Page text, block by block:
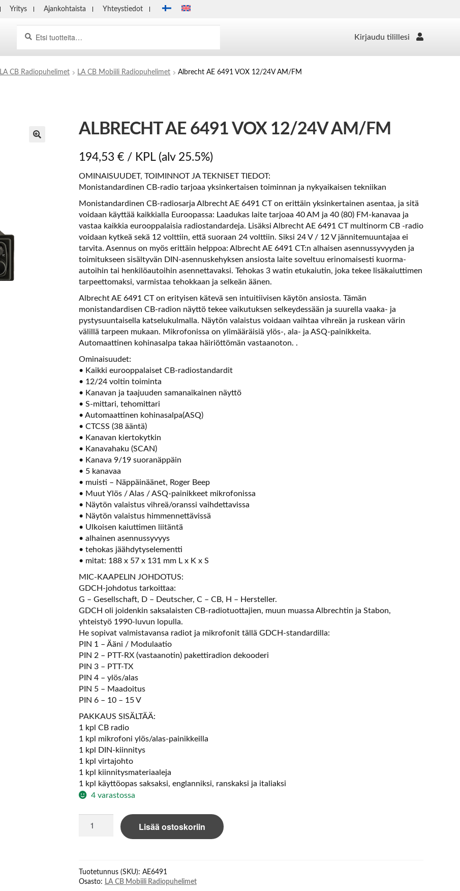
Yritys Ajankohtaista Yhteystiedot
Kirjaudu tilillesi
LA CB Radiopuhelimet LA CB Mobiili Radiopuhelimet Albrecht AE 6491 VOX 12/24V AM/FM
ALBRECHT AE 6491 VOX 12/24V AM/FM
194,53 €/ KPL (alv 25.5%)
OMINAISUUDET, TOIMINNOT JA TEKNISET TIEDOT:
Monistandardinen CB-radio tarjoaa yksinkertaisen toiminnan ja nykyaikaisen tekniikan
Monistandardinen CB-radiosarja Albrecht AE 6491 CT on erittäin yksinkertainen asentaa, ja sitä
voidaan käyttää kaikkialla Euroopassa: Laadukas laite tarjoaa 40 AM ja 40 (80) FM-kanavaa ja
vastaa kaikkia eurooppalaisia radiostandardeja. Lisäksi Albrecht AE 6491 CT multinorm CB -radio
voidaan kytkeä sekä 12 volttiin, että suoraan 24 volttiin. Siksi 24 V / 12 V jännitemuuntajaa ei
tarvita. Asennus on myös erittäin helppoa: Albrecht AE 6491 CT:n alhaisen asennussyvyyden ja
toimitukseen sisältyvän DIN-asennuskehyksen ansiosta laite soveltuu erinomaisesti kuorma-
autoihin tai henkilöautoihin asennettavaksi. Tehokas 3 watin etukaiutin, joka tekee lisäkaiuttimen
tarpeettomaksi, varmistaa tehokkaan ja selkeän äänen.
Albrecht AE 6491 CT on erityisen kätevä sen intuitiivisen käytön ansiosta. Tämän
monistandardisen CB-radion näyttö tekee vaikutuksen selkeydessään ja suurella vaaka- ja
pystysuuntaisella katselukulmalla. Näytön valaistus voidaan vaihtaa vihreän ja ruskean värin
välillä tarpeen mukaan. Mikrofonissa on ylimääräisiä ylös-, ala- ja ASQ-painikkeita.
Automaattinen kohinasalpa takaa häiriöttömän vastaanoton. .
Ominaisuudet:
• Kaikki eurooppalaiset CB-radiostandardit
• 12/24 voltin toiminta
• Kanavan ja taajuuden samanaikainen näyttö
• S-mittari, tehomittari
• Automaattinen kohinasalpa(ASQ)
• CTCSS (38 ääntä)
• Kanavan kiertokytkin
• Kanavahaku (SCAN)
• Kanava 9/19 suoranäppäin
• 5 kanavaa
• muisti – Näppäinäänet, Roger Beep
• Muut Ylös / Alas / ASQ-painikkeet mikrofonissa
• Näytön valaistus vihreä/oranssi vaihdettavissa
• Näytön valaistus himmennettävissä
• Ulkoisen kaiuttimen liitäntä
• alhainen asennussyvyys
• tehokas jäähdytyselementti
• mitat: 188 x 57 x 131 mm L x K x S
MIC-KAAPELIN JOHDOTUS:
GDCH-johdotus tarkoittaa:
G – Gesellschaft, D – Deutscher, C – CB, H – Hersteller.
GDCH oli joidenkin saksalaisten CB-radiotuottajien, muun muassa Albrechtin ja Stabon,
yhteistyö 1990-luvun lopulla.
He sopivat valmistavansa radiot ja mikrofonit tällä GDCH-standardilla:
PIN 1 – Ääni / Modulaatio
PIN 2 – PTT-RX (vastaanotin) pakettiradion dekooderi
PIN 3 – PTT-TX
PIN 4 – ylös/alas
PIN 5 – Maadoitus
PIN 6 – 10 – 15 V
PAKKAUS SISÄLTÄÄ:
1 kpl CB radio
1 kpl mikrofoni ylös/alas-painikkeilla
1 kpl DIN-kiinnitys
1 kpl virtajohto
1 kpl kiinnitysmateriaaleja
1 kpl käyttöopas saksaksi, englanniksi, ranskaksi ja italiaksi
4 varastossa
AM/FM
määrä
Lisää ostoskoriin
Tuotetunnus (SKU): AE6491
Osasto: LA CB Mobiili Radiopuhelimet